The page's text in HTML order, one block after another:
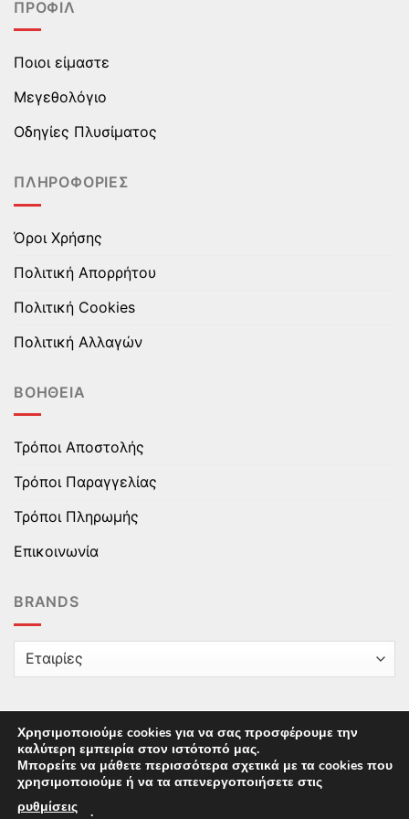
παραλλαγές.
Οι
μπορούν
επιλεγούν
στη
σελίδα
προϊόντος
ΠΡΟΦΊΛ
Ποιοι είμαστε
Μεγεθολόγιο
Οδηγίες Πλυσίματος
ΠΛΗΡΟΦΟΡΊΕΣ
Όροι Χρήσης
Πολιτική Απορρήτου
Πολιτική Cookies
Πολιτική Αλλαγών
ΒΟΉΘΕΙΑ
Τρόποι Αποστολής
Τρόποι Παραγγελίας
Τρόποι Πληρωμής
Επικοινωνία
BRANDS
Copyright © 2025 epaidika.gr / All Rights Reserved /
Supported byStarten Development
Χρησιμοποιούμε cookies για να σας προσφέρουμε την
καλύτερη εμπειρία στον ιστότοπό μας.
Μπορείτε να μάθετε περισσότερα σχετικά με τα cookies που
χρησιμοποιούμε ή να τα απενεργοποιήσετε στις
ρυθμίσεις
.
This site uses cookies to offer you a better browsing
experience. By browsing this website, you agree to our